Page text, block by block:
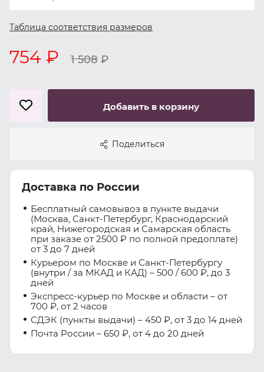
Таблица соответствия размеров
754 ₽ 1 508 ₽
Добавить в корзину
Поделиться
Доставка по России
Бесплатный самовывоз в пункте выдачи
(Москва, Санкт-Петербург, Краснодарский
край, Нижегородская и Самарская область
при заказе от 2500 ₽ по полной предоплате)
от 3 до 7 дней
Курьером по Москве и Санкт-Петербургу
(внутри / за МКАД и КАД) – 500 / 600 ₽, до 3
дней
Экспресс-курьер по Москве и области – от
700 ₽, от 2 часов
СДЭК (пункты выдачи) – 450 ₽, от 3 до 14 дней
Почта России – 650 ₽, от 4 до 20 дней